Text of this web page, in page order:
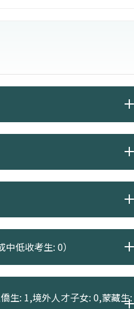
低收考生: 0）
生: 1,境外人才子女: 0,蒙藏生: